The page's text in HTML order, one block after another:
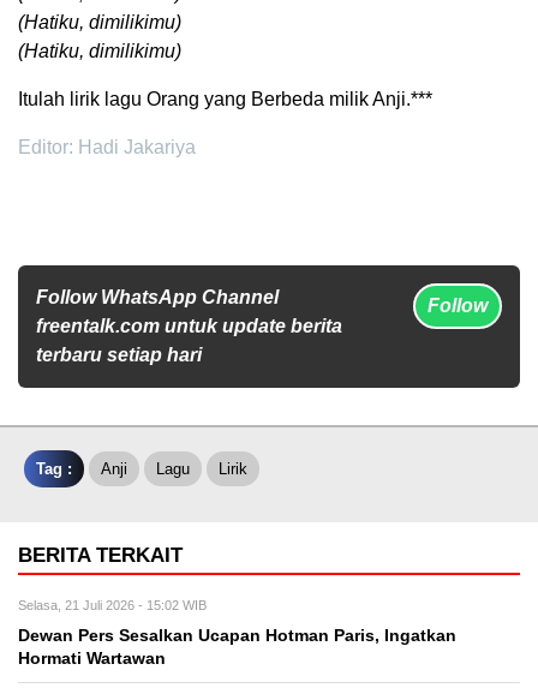
(Hatiku, dimilikimu)
(Hatiku, dimilikimu)
Itulah lirik lagu Orang yang Berbeda milik Anji.***
Editor: Hadi Jakariya
Follow WhatsApp Channel
freentalk.com untuk update berita
terbaru setiap hari
Follow
Tag : Anji Lagu Lirik
BERITA TERKAIT
Selasa, 21 Juli 2026 - 15:02 WIB
Dewan Pers Sesalkan Ucapan Hotman Paris, Ingatkan
Hormati Wartawan